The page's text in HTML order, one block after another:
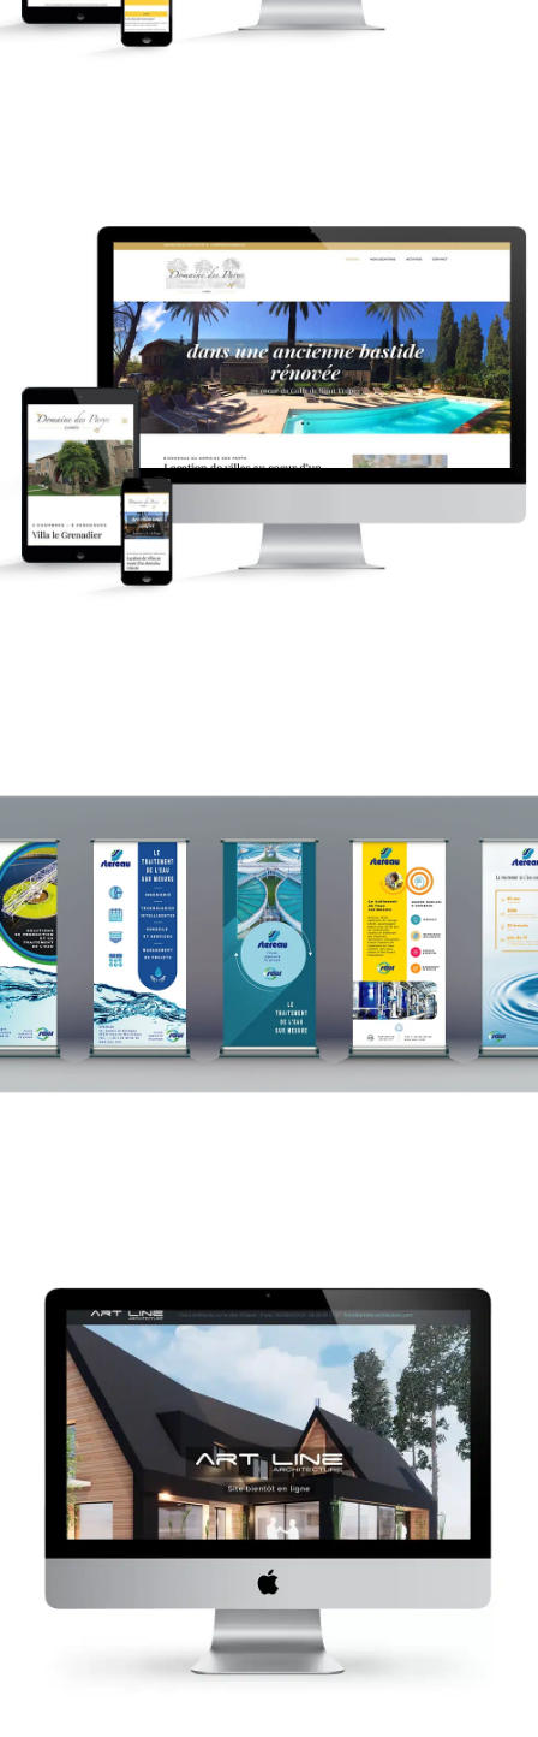
Domaine des parys
Stereau Totems
Print
ARTLINE
Site internet